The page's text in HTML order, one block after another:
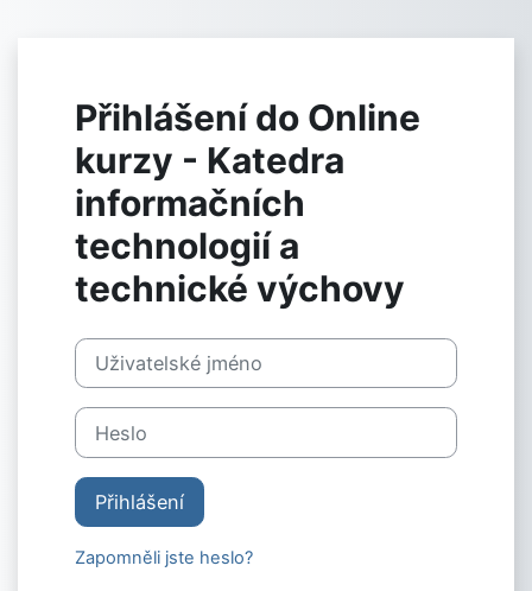
Přihlášení do Online
kurzy - Katedra
informačních
technologií a
technické výchovy
Uživatelské jméno
Heslo
Přihlášení
Zapomněli jste heslo?